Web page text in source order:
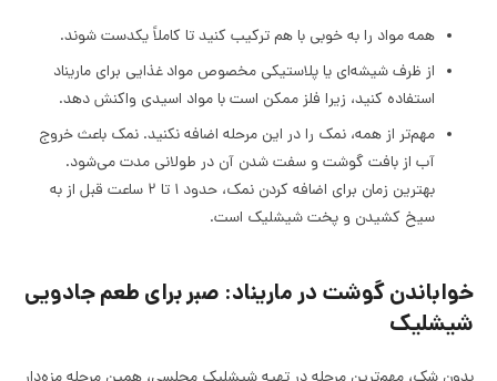
همه مواد را به خوبی با هم ترکیب کنید تا کاملاً یکدست شوند.
از ظرف شیشه‌ای یا پلاستیکی مخصوص مواد غذایی برای ماریناد
استفاده کنید، زیرا فلز ممکن است با مواد اسیدی واکنش دهد.
مهم‌تر از همه، نمک را در این مرحله اضافه نکنید. نمک باعث خروج
آب از بافت گوشت و سفت شدن آن در طولانی مدت می‌شود.
بهترین زمان برای اضافه کردن نمک، حدود ۱ تا ۲ ساعت قبل از به
سیخ کشیدن و پخت شیشلیک است.
خواباندن گوشت در ماریناد: صبر برای طعم جادویی
شیشلیک